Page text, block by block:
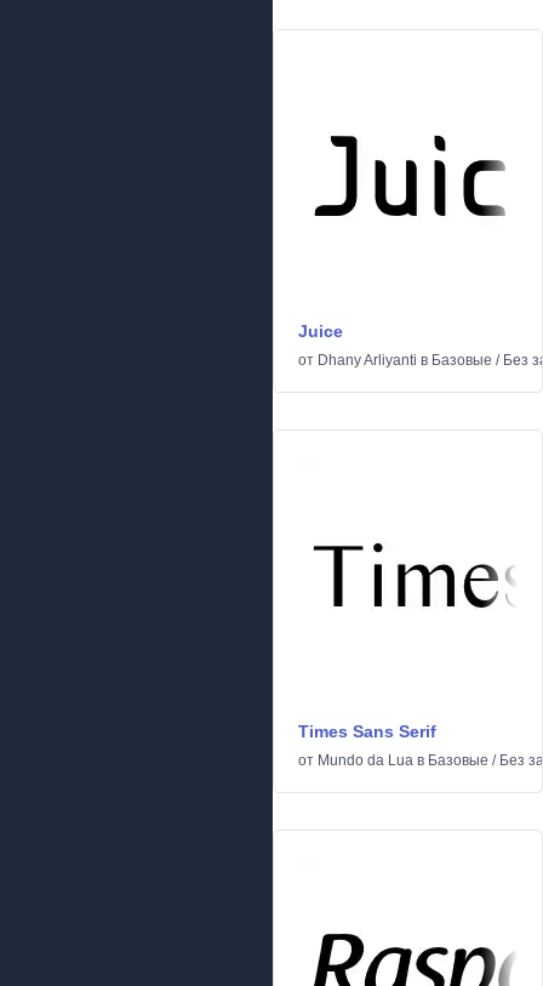
Juice
от Dhany Arliyanti в Базовые / Без
Times Sans Serif
от Mundo da Lua в Базовые / Без